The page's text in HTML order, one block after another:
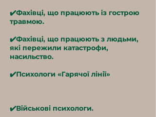
✔️Фахівці, що працюють із гострою
травмою.
✔️Фахівці, що працюють з людьми,
які пережили катастрофи,
насильство.
✔️Психологи «Гарячої лінії»
✔️Військові психологи.